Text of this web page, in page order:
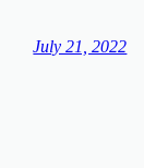
July 21, 2022